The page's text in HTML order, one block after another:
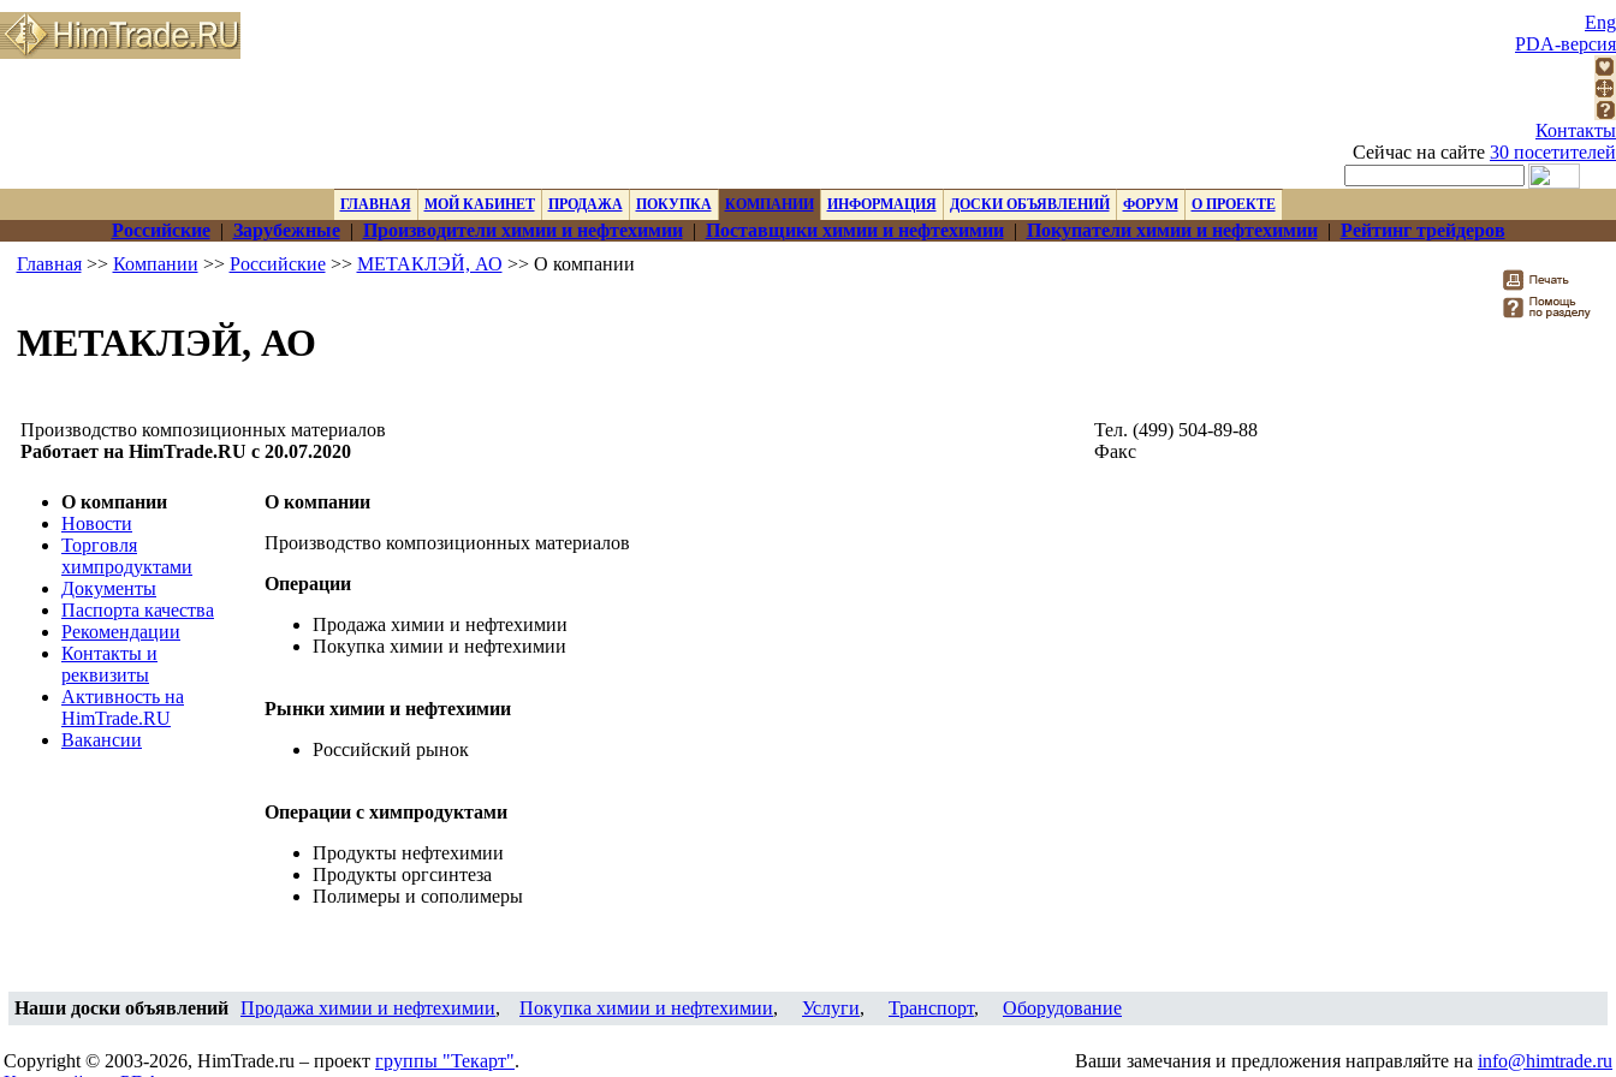
Eng
PDA-версия
Контакты
Сейчас на сайте 30 посетителей
ГЛАВНАЯ МОЙ КАБИНЕТ ПРОДАЖА ПОКУПКА КОМПАНИИ ИНФОРМАЦИЯ ДОСКИ ОБЪЯВЛЕНИЙ ФОРУМ О ПРОЕКТЕ
Российские| Зарубежные| Производители химии и нефтехимии| Поставщики химии и нефтехимии| Покупатели химии и нефтехимии| Рейтинг трейдеров
Главная>> Компании >> Российские>> МЕТАКЛЭЙ, АО >> О компании
МЕТАКЛЭЙ, АО
Производство композиционных материалов
Работает на HimTrade.RU с 20.07.2020
Тел. (499) 504-89-88
Факс
О компании
Новости
Торговля
химпродуктами
Документы
Паспорта качества
Рекомендации
Контакты и
реквизиты
Активность на
HimTrade.RU
Вакансии
О компании
Производство композиционных материалов
Операции
Продажа химии и нефтехимии
Покупка химии и нефтехимии
Рынки химии и нефтехимии
Российский рынок
Операции c химпродуктами
Продукты нефтехимии
Продукты оргсинтеза
Полимеры и сополимеры
Наши доски объявлений Продажа химии и нефтехимии, Покупка химии и нефтехимии, Услуги, Транспорт, Оборудование
Copyright © 2003-2026, HimTrade.ru – проект группы "Текарт".
Ваши замечания и предложения направляйте на info@himtrade.ru